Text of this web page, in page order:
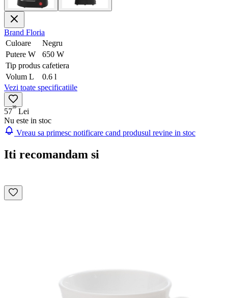
Brand Floria
Culoare
Negru
Putere W
650 W
Tip produs cafetiera
Volum L
0.6 l
Vezi toate specificatiile
5739 Lei
Nu este in stoc
Vreau sa primesc notificare cand produsul revine in stoc
Iti recomandam si